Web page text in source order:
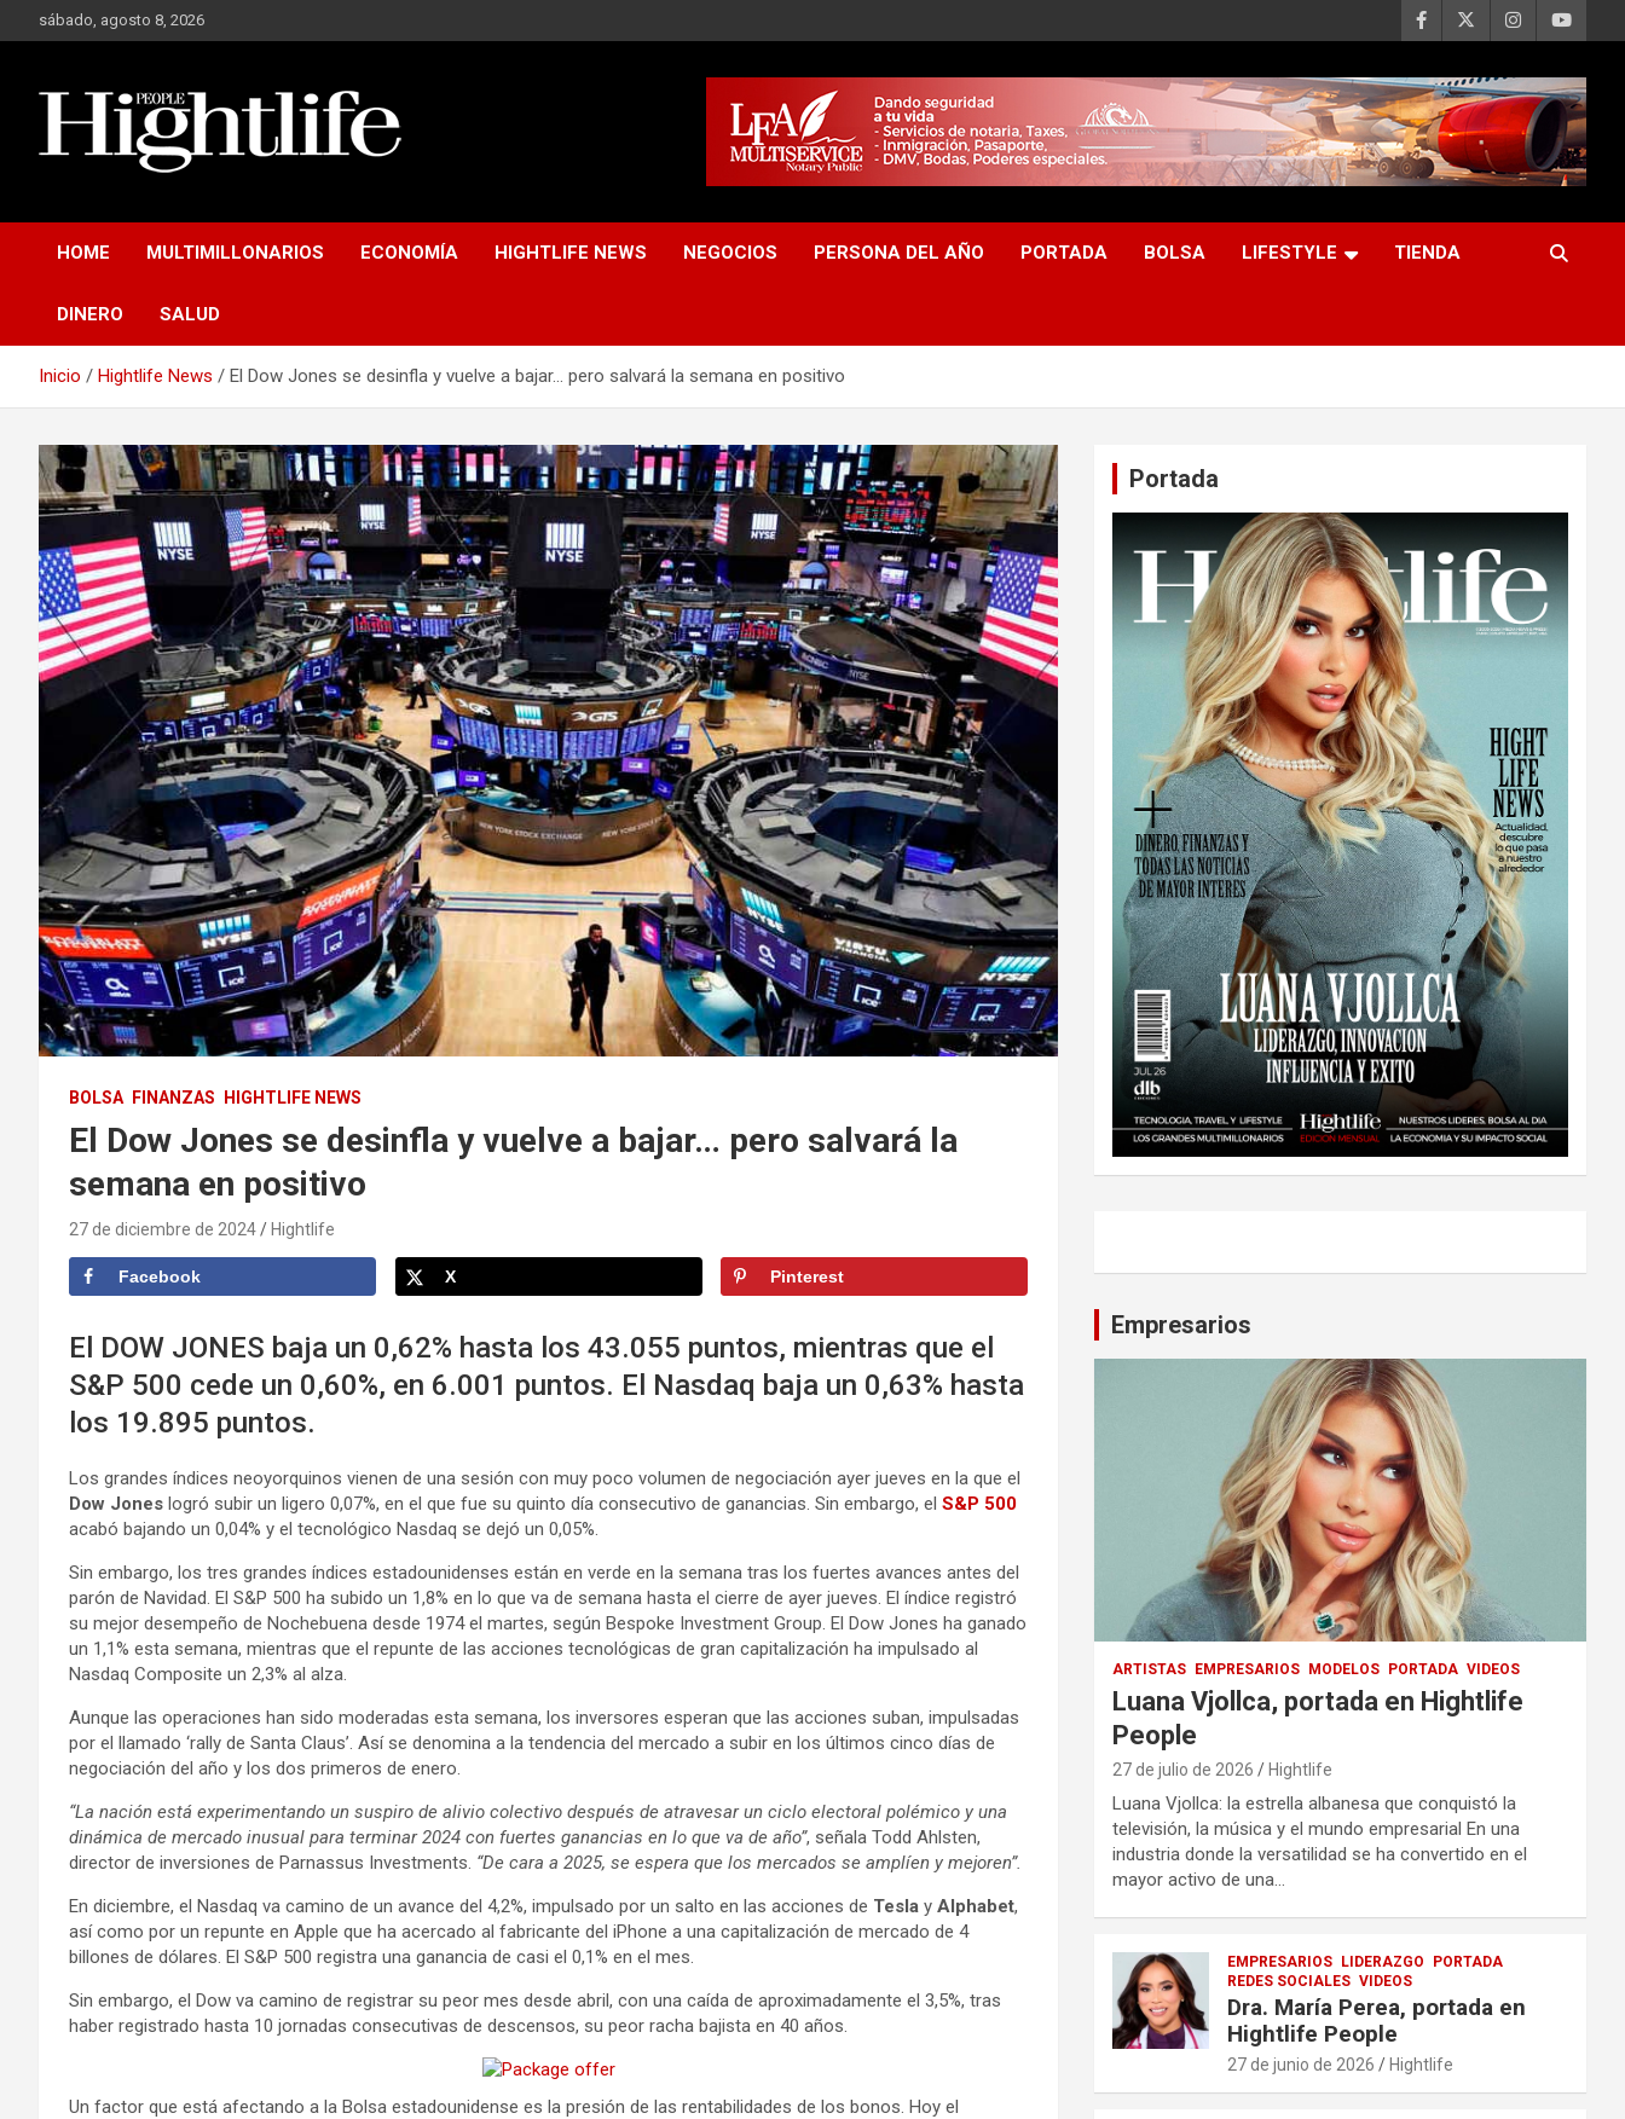
al
sábado, agosto 8, 2026
HOME MULTIMILLONARIOS ECONOMÍA HIGHTLIFE NEWS NEGOCIOS PERSONA DEL AÑO PORTADA BOLSA LIFESTYLE TIENDA
DINERO SALUD
Inicio Hightlife News El Dow Jones se desinfla y vuelve a bajar… pero salvará la semana en positivo
BOLSA FINANZAS HIGHTLIFE NEWS
El Dow Jones se desinfla y vuelve a bajar… pero salvará la
semana en positivo
27 de diciembre de 2024 Hightlife
Facebook X Pinterest
El DOW JONES baja un 0,62% hasta los 43.055 puntos, mientras que el
S&P 500 cede un 0,60%, en 6.001 puntos. El Nasdaq baja un 0,63% hasta
los 19.895 puntos.
Los grandes índices neoyorquinos vienen de una sesión con muy poco volumen de negociación ayer jueves en la que el
Dow Jones logró subir un ligero 0,07%, en el que fue su quinto día consecutivo de ganancias. Sin embargo, el S&P 500
acabó bajando un 0,04% y el tecnológico Nasdaq se dejó un 0,05%.
Sin embargo, los tres grandes índices estadounidenses están en verde en la semana tras los fuertes avances antes del
parón de Navidad. El S&P 500 ha subido un 1,8% en lo que va de semana hasta el cierre de ayer jueves. El índice registró
su mejor desempeño de Nochebuena desde 1974 el martes, según Bespoke Investment Group. El Dow Jones ha ganado
un 1,1% esta semana, mientras que el repunte de las acciones tecnológicas de gran capitalización ha impulsado al
Nasdaq Composite un 2,3% al alza.
Aunque las operaciones han sido moderadas esta semana, los inversores esperan que las acciones suban, impulsadas
por el llamado ‘rally de Santa Claus’. Así se denomina a la tendencia del mercado a subir en los últimos cinco días de
negociación del año y los dos primeros de enero.
“La nación está experimentando un suspiro de alivio colectivo después de atravesar un ciclo electoral polémico y una
dinámica de mercado inusual para terminar 2024 con fuertes ganancias en lo que va de año”, señala Todd Ahlsten,
director de inversiones de Parnassus Investments. “De cara a 2025, se espera que los mercados se amplíen y mejoren”.
En diciembre, el Nasdaq va camino de un avance del 4,2%, impulsado por un salto en las acciones de Tesla y Alphabet,
así como por un repunte en Apple que ha acercado al fabricante del iPhone a una capitalización de mercado de 4
billones de dólares. El S&P 500 registra una ganancia de casi el 0,1% en el mes.
Sin embargo, el Dow va camino de registrar su peor mes desde abril, con una caída de aproximadamente el 3,5%, tras
haber registrado hasta 10 jornadas consecutivas de descensos, su peor racha bajista en 40 años.
Un factor que está afectando a la Bolsa estadounidense es la presión de las rentabilidades de los bonos. Hoy el
Portada
Empresarios
ARTISTAS EMPRESARIOS MODELOS PORTADA VIDEOS
Luana Vjollca, portada en Hightlife
People
27 de julio de 2026 Hightlife
Luana Vjollca: la estrella albanesa que conquistó la
televisión, la música y el mundo empresarial En una
industria donde la versatilidad se ha convertido en el
mayor activo de una…
EMPRESARIOS LIDERAZGO
PORTADA
REDES SOCIALES VIDEOS
Dra. María Perea, portada en
Hightlife People
27 de junio de 2026 Hightlife